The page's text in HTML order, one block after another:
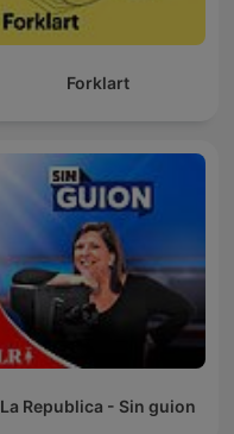
Forklart
La Republica - Sin guion